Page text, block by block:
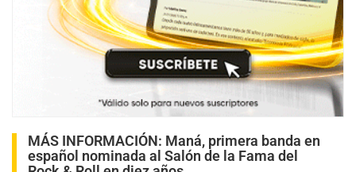
MÁS INFORMACIÓN: Maná, primera banda en
español nominada al Salón de la Fama del